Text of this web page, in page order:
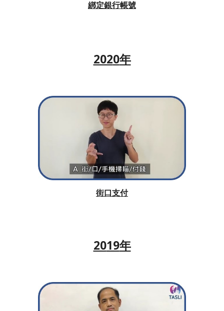
綁定銀行帳號
2020年
街口支付
2019年